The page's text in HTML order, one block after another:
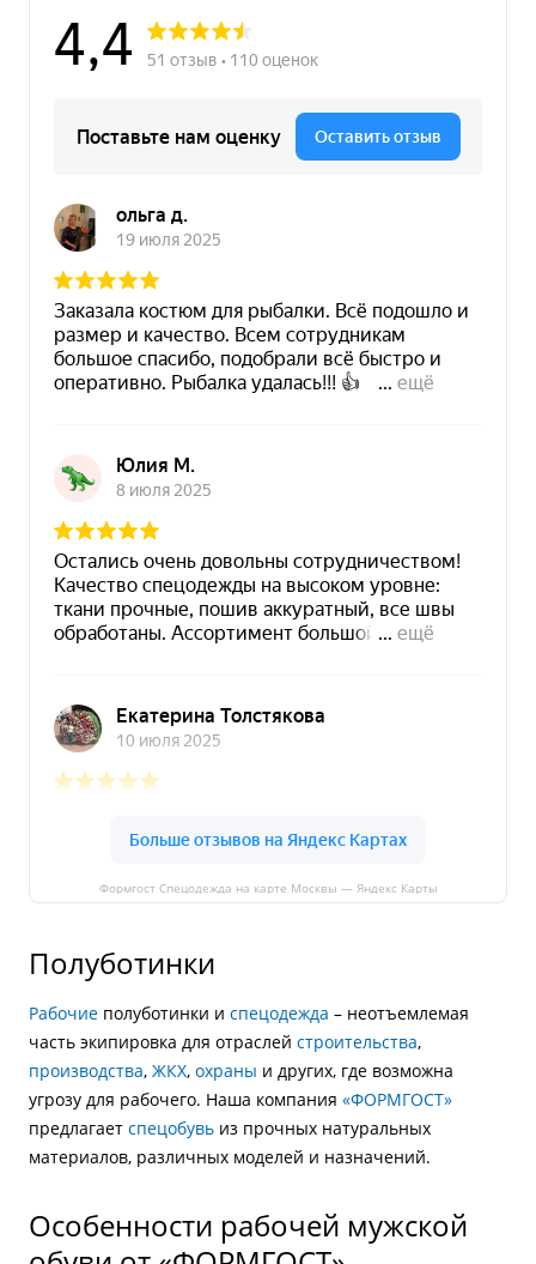
Формгост Спецодежда на карте Москвы — Яндекс Карты
Полуботинки
Рабочие полуботинки и спецодежда – неотъемлемая
часть экипировка для отраслей строительства,
производства, ЖКХ, охраны и других, где возможна
угрозу для рабочего. Наша компания «ФОРМГОСТ»
предлагает спецобувь из прочных натуральных
материалов, различных моделей и назначений.
Особенности рабочей мужской